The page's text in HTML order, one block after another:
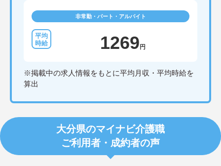
非常勤・パート・アルバイト
1269 円
※掲載中の求人情報をもとに平均月収・平均時給を
算出
大分県のマイナビ介護職
ご利用者・成約者の声